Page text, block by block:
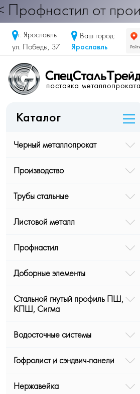
от
г. Ярославль
ул. Победы, 37
Ваш город:
Ярославль
Каталог
Черный металлопрокат
Производство
Трубы стальные
Листовой металл
Профнастил
Доборные элементы
Стальной гнутый профиль ПШ,
КПШ, Сигма
Водосточные системы
Гофролист и сэндвич-панели
Нержавейка